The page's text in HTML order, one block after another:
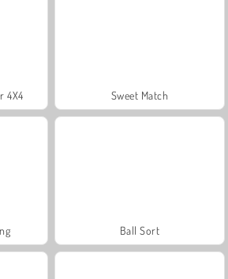
4X4 Sweet Match
Ball Sort